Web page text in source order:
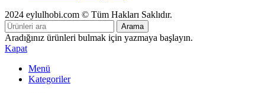
2024 eylulhobi.com © Tüm Hakları Saklıdır.
Arama
Aradığınız ürünleri bulmak için yazmaya başlayın.
Kapat
Menü
Kategoriler